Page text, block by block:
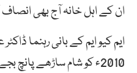
ان کے اہل خانہ آج بھی
2010ء کو شام ساڑھے